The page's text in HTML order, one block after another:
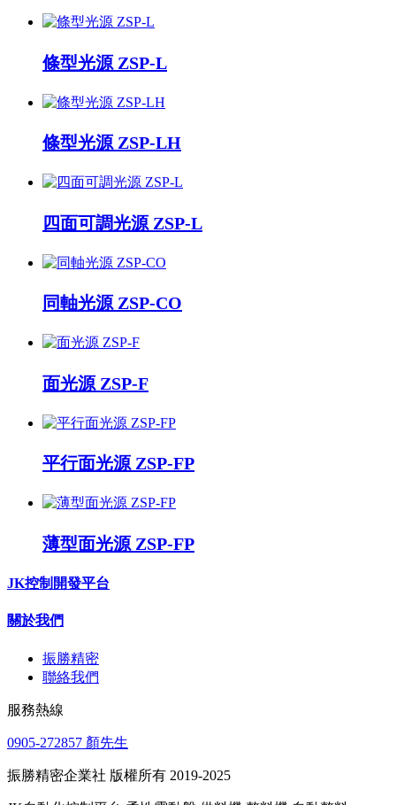
條型光源 ZSP-L
條型光源 ZSP-LH
四面可調光源 ZSP-L
同軸光源 ZSP-CO
面光源 ZSP-F
平行面光源 ZSP-FP
薄型面光源 ZSP-FP
JK控制開發平台
關於我們
振勝精密
聯絡我們
服務熱線
0905-272857 顏先生
振勝精密企業社 版權所有 2019-2025